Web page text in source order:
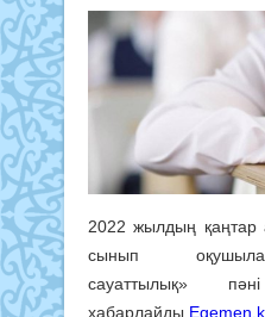
2022 жылдың қаңтар
сынып
сауаттылық»
хабарлайды